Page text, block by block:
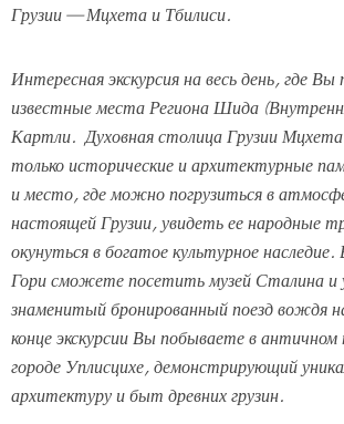
Грузии — Мцхета и Тбилиси.
Интересная экскурсия на весь день, где
известные места Региона Шида
Картли.Духовная столица Грузии
только исторические и архитектурные
и место, где можно погрузиться в
настоящей Грузии, увидеть ее народные
окунуться в богатое культурное наследие.
Гори сможете посетить музей Сталина и
знаменитый бронированный поезд вождя
конце экскурсии Выпобываете в античном
городе Уплисцихе, демонстрирующий
архитектуру и быт древних грузин.